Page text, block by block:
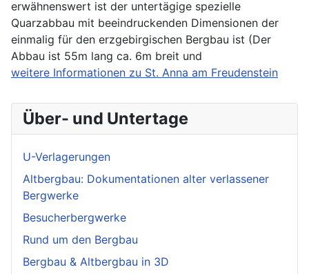
erwähnenswert ist der untertägige spezielle
Quarzabbau mit beeindruckenden Dimensionen der
einmalig für den erzgebirgischen Bergbau ist (Der
Abbau ist 55m lang ca. 6m breit und
weitere Informationen zu St. Anna am Freudenstein
Über- und Untertage
U-Verlagerungen
Altbergbau: Dokumentationen alter verlassener
Bergwerke
Besucherbergwerke
Rund um den Bergbau
Bergbau & Altbergbau in 3D